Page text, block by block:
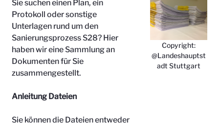
Sie suchen einen Plan, ein
Protokoll oder sonstige
Unterlagen rund um den
Sanierungsprozess S28? Hier
haben wir eine Sammlung an
Dokumenten für Sie
zusammengestellt.
Anleitung Dateien
Sie können die Dateien entweder
Copyright:
@Landeshauptst
adt Stuttgart